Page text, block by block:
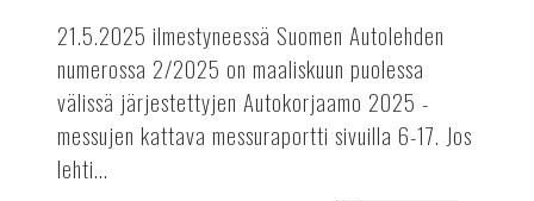
21.5.2025 ilmestyneessä Suomen Autolehden
numerossa 2/2025 on maaliskuun puolessa
välissä järjestettyjen Autokorjaamo 2025 -
messujen kattava messuraportti sivuilla 6-17. Jos
lehti...